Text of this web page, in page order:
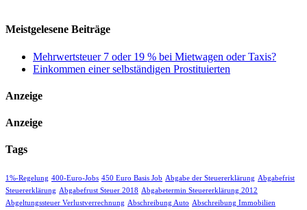
Meistgelesene Beiträge
Mehrwertsteuer 7 oder 19 % bei Mietwagen oder Taxis?
Einkommen einer selbständigen Prostituierten
Anzeige
Anzeige
Tags
1%-Regelung 400-Euro-Jobs 450 Euro Basis Job Abgabe der Steuererklärung Abgabefrist
Steuererklärung Abgabefrust Steuer 2018 Abgabetermin Steuererklärung 2012
Abgeltungssteuer Verlustverrechnung Abschreibung Auto Abschreibung Immobilien